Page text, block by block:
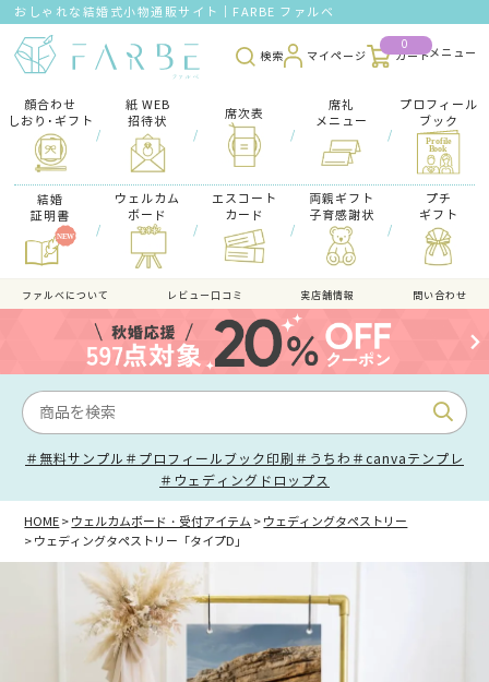
おしゃれな結婚式小物通販サイト｜FARBE ファルベ
検索 マイページ
0
カート
顔合わせ
しおり･ギフト
/
紙 WEB
招待状
/
席次表
/
席礼
メニュー
/
プロフィール
ブック
結婚
証明書
/
ウェルカム
ボード
/
エスコート
カード
/
両親ギフト
子育感謝状
/
プチ
ギフト
ファルべについて レビュー口コミ 実店舗情報 問い合わせ
＃無料サンプル ＃プロフィールブック印刷 ＃うちわ ＃canvaテンプレ
＃ウェディングドロップス
HOME ウェルカムボード・受付アイテム
ウェディングタペストリー
ウェディングタペストリー「タイプD」